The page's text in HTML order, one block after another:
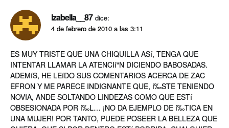
Izabella__87 dice:
4 de febrero de 2010 a las 3:11
ES MUY TRISTE QUE UNA CHIQUILLA ASí, TENGA QUE
INTENTAR LLAMAR LA ATENCIí“N DICIENDO BABOSADAS.
ADEMíS, HE LEíDO SUS COMENTARIOS ACERCA DE ZAC
EFRON Y ME PARECE INDIGNANTE QUE, í‰STE TENIENDO
NOVIA, ANDE SOLTANDO LINDEZAS COMO QUE ESTí
OBSESIONADA POR í‰L… ¡NO DA EJEMPLO DE í‰TICA EN
UNA MUJER! POR TANTO, PUEDE POSEER LA BELLEZA QUE